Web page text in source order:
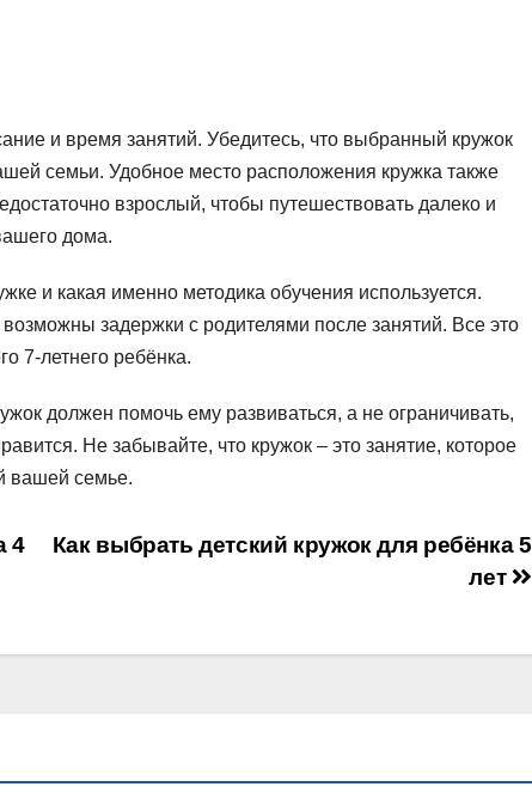
и время занятий. Убедитесь, что выбранный кружок
семьи. Удобное место расположения кружка также
взрослый, чтобы путешествовать далеко и
дома.
и какая именно методика обучения используется.
задержки с родителями после занятий. Все это
7-летнего ребёнка.
должен помочь ему развиваться, а не ограничивать,
Не забывайте, что кружок – это занятие, которое
вашей семье.
Как выбрать детский кружок для ребёнка 5
лет
4